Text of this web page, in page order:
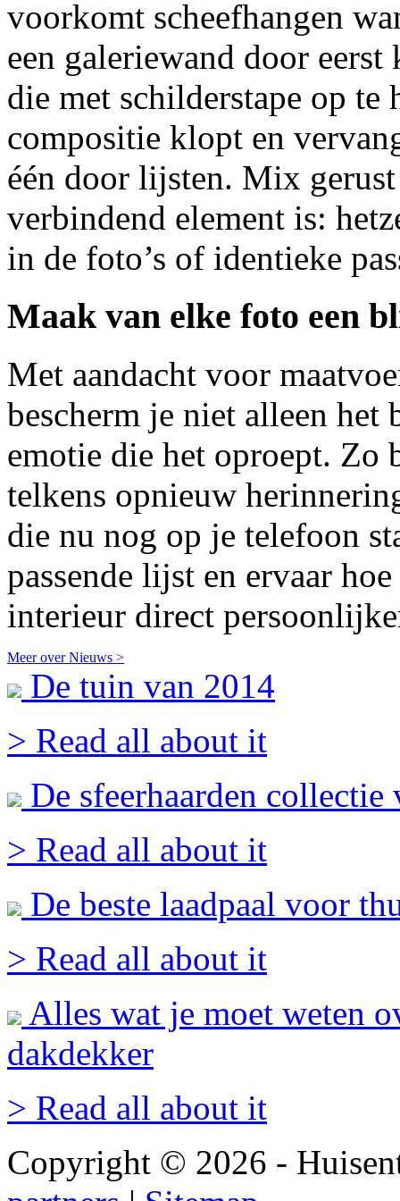
voorkomt scheefhangen
een galeriewand door
die met schilderstape op te
compositie klopt en
één door lijsten. Mix
verbindend element is:
in de foto’s of identieke
Maak van elke foto een
Met aandacht voor
bescherm je niet alleen het
emotie die het oproept.
telkens opnieuw
die nu nog op je telefoon
passende lijst en ervaar
interieur direct
Meer over Nieuws >
De tuin van 2014
> Read all about it
De sfeerhaarden
> Read all about it
De beste laadpaal voor
> Read all about it
Alles wat je moet weten
dakdekker
> Read all about it
Copyright © 2026 -